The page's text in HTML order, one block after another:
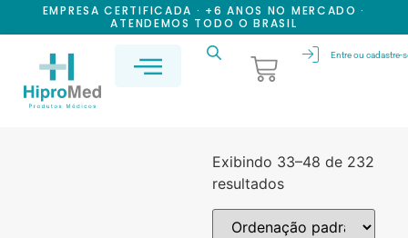
EMPRESA CERTIFICADA · +6 ANOS NO MERCADO ·
ATENDEMOS TODO O BRASIL
Entre ou cadastre-
Exibindo 33–48 de 232
resultados